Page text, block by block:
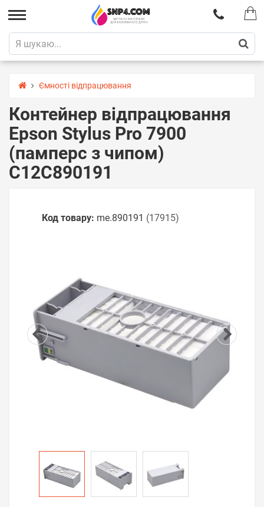
Ємності відпрацювання
Контейнер відпрацювання
Epson Stylus Pro 7900
(памперс з чипом)
C12C890191
Код товару: me.890191 (17915)